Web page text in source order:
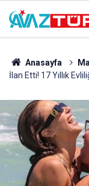
Anasayfa
İlan Etti! 17 Yıllık